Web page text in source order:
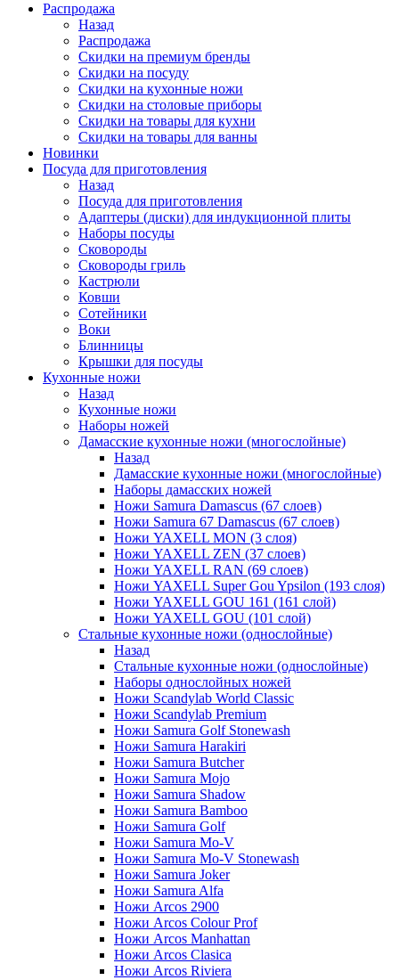
Распродажа
Назад
Распродажа
Скидки на премиум бренды
Скидки на посуду
Скидки на кухонные ножи
Скидки на столовые приборы
Скидки на товары для кухни
Скидки на товары для ванны
Новинки
Посуда для приготовления
Назад
Посуда для приготовления
Адаптеры (диски) для индукционной плиты
Наборы посуды
Сковороды
Сковороды гриль
Кастрюли
Ковши
Сотейники
Воки
Блинницы
Крышки для посуды
Кухонные ножи
Назад
Кухонные ножи
Наборы ножей
Дамасские кухонные ножи (многослойные)
Назад
Дамасские кухонные ножи (многослойные)
Наборы дамасских ножей
Ножи Samura Damascus (67 слоев)
Ножи Samura 67 Damascus (67 слоев)
Ножи YAXELL MON (3 слоя)
Ножи YAXELL ZEN (37 слоев)
Ножи YAXELL RAN (69 слоев)
Ножи YAXELL Super Gou Ypsilon (193 слоя)
Ножи YAXELL GOU 161 (161 слой)
Ножи YAXELL GOU (101 слой)
Стальные кухонные ножи (однослойные)
Назад
Стальные кухонные ножи (однослойные)
Наборы однослойных ножей
Ножи Scandylab World Classic
Ножи Scandylab Premium
Ножи Samura Golf Stonewash
Ножи Samura Harakiri
Ножи Samura Butcher
Ножи Samura Mojo
Ножи Samura Shadow
Ножи Samura Bamboo
Ножи Samura Golf
Ножи Samura Mo-V
Ножи Samura Mo-V Stonewash
Ножи Samura Joker
Ножи Samura Alfa
Ножи Arcos 2900
Ножи Arcos Colour Prof
Ножи Arcos Manhattan
Ножи Arcos Clasica
Ножи Arcos Riviera